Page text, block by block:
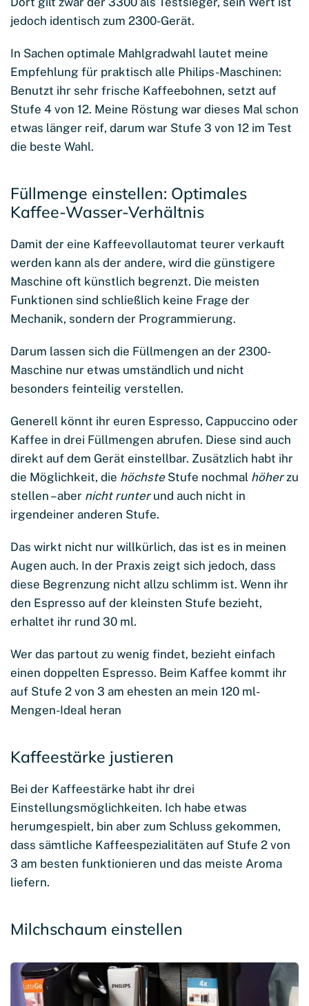
jedoch identisch zum 2300-Gerät.
In Sachen optimale Mahlgradwahl lautet meine
Empfehlung für praktisch alle Philips-Maschinen:
Benutzt ihr sehr frische Kaffeebohnen, setzt auf
Stufe 4 von 12. Meine Röstung war dieses Mal schon
etwas länger reif, darum war Stufe 3 von 12 im Test
die beste Wahl.
Füllmenge einstellen: Optimales
Kaffee-Wasser-Verhältnis
Damit der eine Kaffeevollautomat teurer verkauft
werden kann als der andere, wird die günstigere
Maschine oft künstlich begrenzt. Die meisten
Funktionen sind schließlich keine Frage der
Mechanik, sondern der Programmierung.
Darum lassen sich die Füllmengen an der 2300-
Maschine nur etwas umständlich und nicht
besonders feinteilig verstellen.
Generell könnt ihr euren Espresso, Cappuccino oder
Kaffee in drei Füllmengen abrufen. Diese sind auch
direkt auf dem Gerät einstellbar. Zusätzlich habt ihr
die Möglichkeit, die höchste Stufe nochmal höherzu
stellen – aber nicht runterund auch nicht in
irgendeiner anderen Stufe.
Das wirkt nicht nur willkürlich, das ist es in meinen
Augen auch. In der Praxis zeigt sich jedoch, dass
diese Begrenzung nicht allzu schlimm ist. Wenn ihr
den Espresso auf der kleinsten Stufe bezieht,
erhaltet ihr rund 30 ml.
Wer das partout zu wenig findet, bezieht einfach
einen doppelten Espresso. Beim Kaffee kommt ihr
auf Stufe 2 von 3 am ehesten an mein 120 ml-
Mengen-Ideal heran
Kaffeestärke justieren
Bei der Kaffeestärke habt ihr drei
Einstellungsmöglichkeiten. Ich habe etwas
herumgespielt, bin aber zum Schluss gekommen,
dass sämtliche Kaffeespezialitäten auf Stufe 2 von
3 am besten funktionieren und das meiste Aroma
liefern.
Milchschaum einstellen